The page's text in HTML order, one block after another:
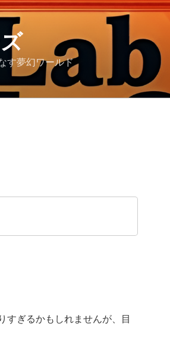
す夢幻ワールド
すぎるかもしれませんが、目